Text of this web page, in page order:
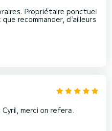
Propriétaire ponctuel
recommander, d'ailleurs
merci on refera.